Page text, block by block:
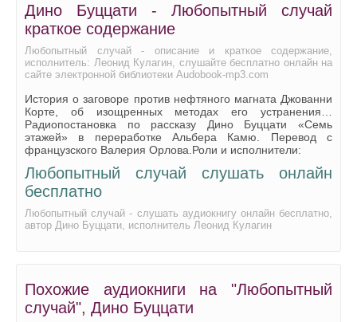
Дино Буццати - Любопытный случай
краткое содержание
Любопытный случай - описание и краткое содержание,
исполнитель: Леонид Кулагин, слушайте бесплатно онлайн на
сайте электронной библиотеки Audobook-mp3.com
История о заговоре против нефтяного магната Джованни
Корте, об изощренных методах его устранения…
Радиопостановка по рассказу Дино Буццати «Семь
этажей» в переработке Альбера Камю. Перевод с
французского Валерия Орлова.Роли и исполнители:
Любопытный случай слушать онлайн
бесплатно
Любопытный случай - слушать аудиокнигу онлайн бесплатно,
автор Дино Буццати, исполнитель Леонид Кулагин
Похожие аудиокниги на "Любопытный
случай", Дино Буццати